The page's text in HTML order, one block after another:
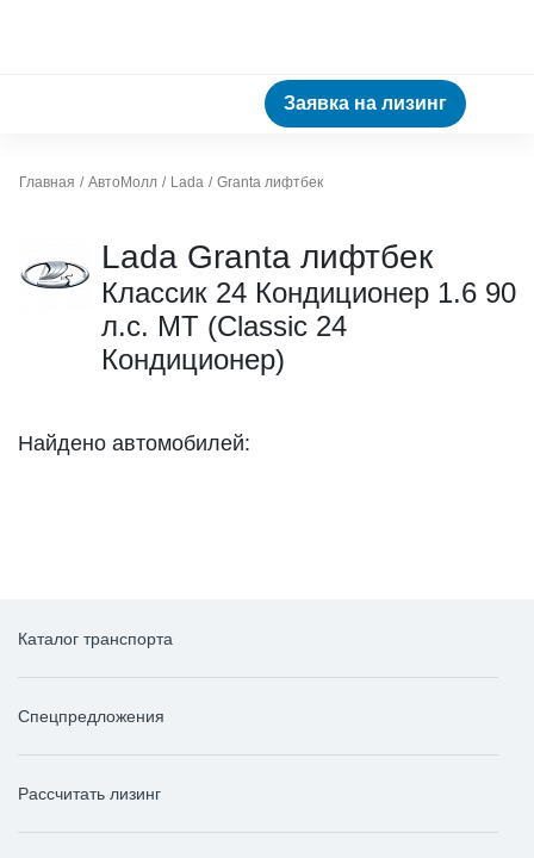
Заявка на лизинг
Главная АвтоМолл Lada Granta лифтбек
Lada Granta лифтбек
Классик 24 Кондиционер 1.6 90
л.с. МТ (Classic 24
Кондиционер)
Найдено автомобилей:
Каталог транспорта
Спецпредложения
Рассчитать лизинг